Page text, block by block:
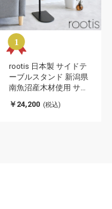
rootis 日本製 サイドテ
ーブルスタンド 新潟県
南魚沼産木材使用 サイ
イラック 棚 コーヒーテ
￥24,200 (税込)